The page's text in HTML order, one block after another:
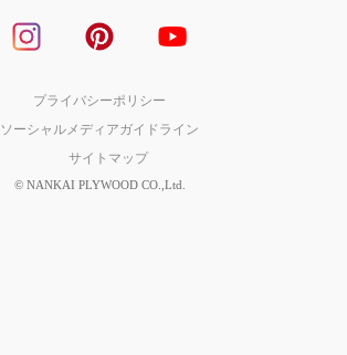
プライバシーポリシー
ソーシャルメディアガイドライン
サイトマップ
© NANKAI PLYWOOD CO.,Ltd.